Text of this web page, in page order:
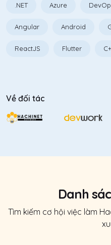
.NET Azure
Angular Android
ReactJS Flutter
Về đối tác
Danh
Tìm kiếm cơ hội việc làm